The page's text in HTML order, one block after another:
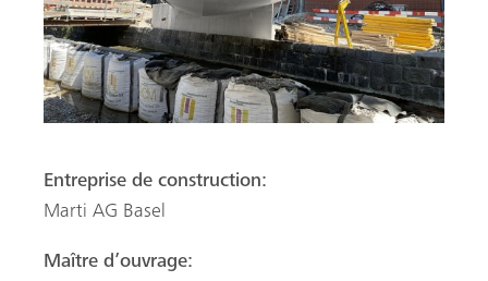
Entreprise de construction:
Marti AG Basel
Maître d’ouvrage: